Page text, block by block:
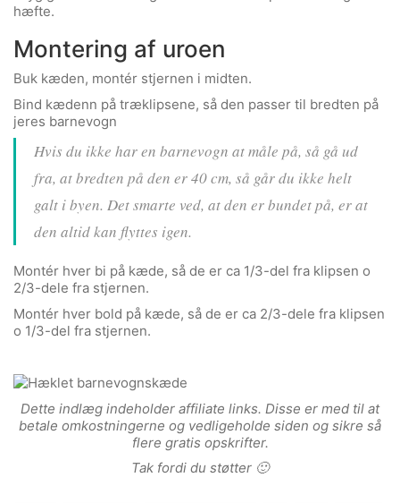
hæfte.
Montering af uroen
Buk kæden, montér stjernen i midten.
Bind kædenn på træklipsene, så den passer til bredten på
jeres barnevogn
Hvis du ikke har en barnevogn at måle på, så gå ud
fra, at bredten på den er 40 cm, så går du ikke helt
galt i byen. Det smarte ved, at den er bundet på, er at
den altid kan flyttes igen.
Montér hver bi på kæde, så de er ca 1/3-del fra klipsen o
2/3-dele fra stjernen.
Montér hver bold på kæde, så de er ca 2/3-dele fra klipsen
o 1/3-del fra stjernen.
Dette indlæg indeholder affiliate links. Disse er med til at
betale omkostningerne og vedligeholde siden og sikre så
flere gratis opskrifter.
Tak fordi du støtter 🙂